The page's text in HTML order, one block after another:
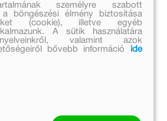
művei
személyre szabott
a böngészési élmény biztosítása
(cookie), illetve egyéb
A sütik használatára
valamint azok
bővebb információ
ide